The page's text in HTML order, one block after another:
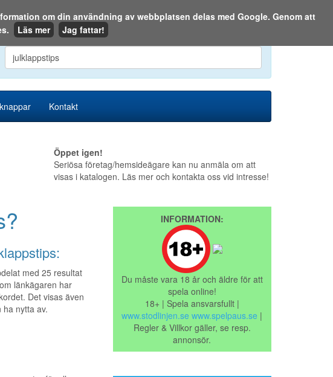
Den 8 augusti 2026
Sök i katalogen eller på webben:
Kontakt
Öppet igen!
Seriösa företag/hemsideägare kan nu anmäla om att
visas i katalogen. Läs mer och kontakta oss vid intresse!
med 25 resultat
länkägaren har
Det visas även
nytta av.
INFORMATION:
Du måste vara 18 år och äldre för att
spela online!
18+ | Spela ansvarsfullt |
www.stodlinjen.se www.spelpaus.se |
Regler & Villkor gäller, se resp.
annonsör.
om din användning av webbplatsen delas med Google. Genom att
Läs mer Jag fattar!